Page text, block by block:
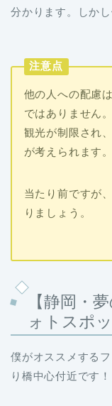
分かります。しか
注意点
他の人への配慮
ではありません
観光が制限され
が考えられます。
当たり前ですが
りましょう。
【静岡・
ォトスポ
僕がオススメする
り橋中心付近です！